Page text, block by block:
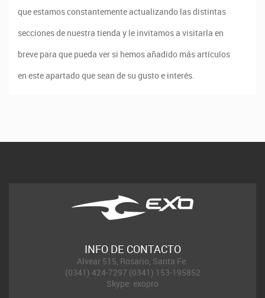
que estamos constantemente actualizando las distintas
secciones de nuestra tienda y le invitamos a visitarla en
breve para que pueda ver si hemos añadido más artículos
en este apartado que sean de su gusto e interés.
INFO DE CONTACTO
Alvear 515, Rosario, Santa Fe.
(0341) 424-7297 (0341) 153-195852
Skype: exopro